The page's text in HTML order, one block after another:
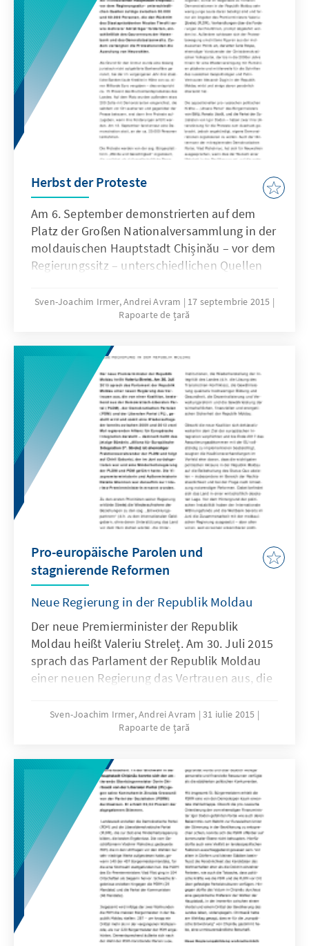
Herbst der Proteste
Am 6. September demonstrierten auf dem
Platz der Großen Nationalversammlung in der
moldauischen Hauptstadt Chișinău – vor dem
Regierungssitz – unterschiedlichen Quellen
Personen, die den Rücktritt des
Staatspräsidenten Nicolae Timofti sowie
des Gouverneurs der Notenbank und des
Generalstaatsanwalts. Zudem verlangten die
Protestierenden die Ausrufung von
Neuwahlen.
Sven-Joachim Irmer, Andrei Avram
17 septembrie 2015
Rapoarte de țară
Pro-europäische Parolen und
stagnierende Reformen
Neue Regierung in der Republik Moldau
Der neue Premierminister der Republik
Moldau heißt Valeriu Streleț. Am 30. Juli 2015
sprach das Parlament der Republik Moldau
einer neuen Regierung das Vertrauen aus, die
Demokratisch-Liberalen Partei (PLDM), der
Demokratischen Parteien (PDM) und der
eine Wiederauflage der bereits zwischen 2009
und 2013 zwei Mal regierenden Allianz für
Europäische Integration darstellt – demnach
heißt das jetzige Bündnis „Allianz für
Europäische Integration 3“.
Sven-Joachim Irmer, Andrei Avram
31 iulie 2015
Rapoarte de țară